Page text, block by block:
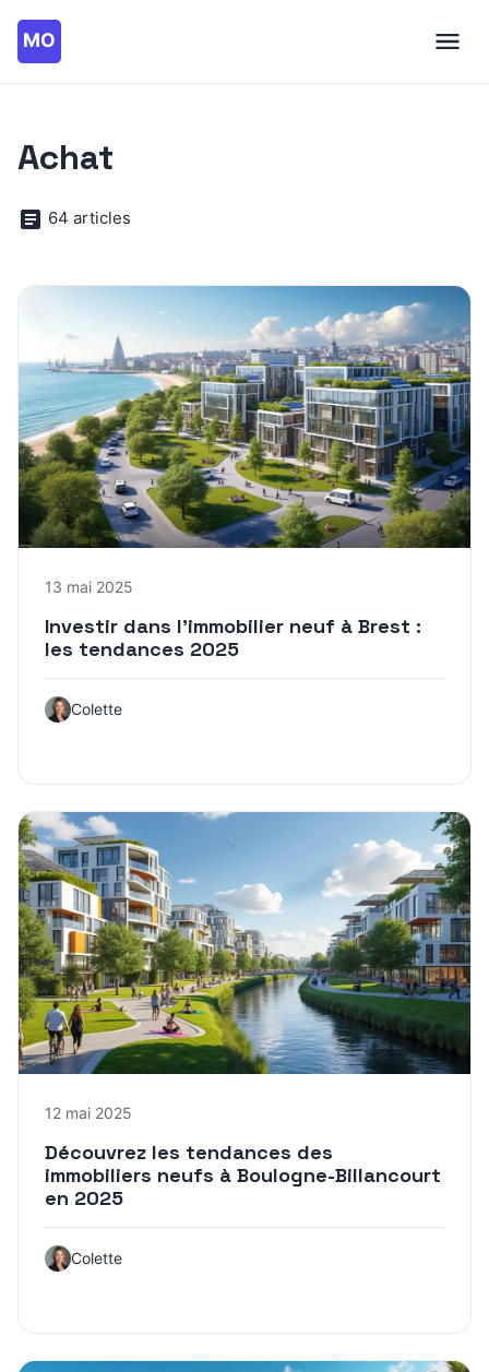
Achat
64 articles
13 mai 2025
Investir dans l’immobilier neuf à Brest :
les tendances 2025
Colette
12 mai 2025
Découvrez les tendances des
immobiliers neufs à Boulogne-Billancourt
en 2025
Colette